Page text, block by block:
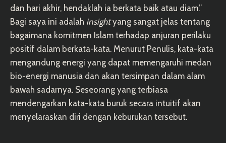
dan hari akhir, hendaklah ia berkata baik atau diam.”
Bagi saya ini adalah insightyang sangat jelas tentang
bagaimana komitmen Islam terhadap anjuran perilaku
positif dalam berkata-kata. Menurut Penulis, kata-kata
mengandung energi yang dapat memengaruhi medan
bio-energi manusia dan akan tersimpan dalam alam
bawah sadarnya. Seseorang yang terbiasa
mendengarkan kata-kata buruk secara intuitif akan
menyelaraskan diri dengan keburukan tersebut.